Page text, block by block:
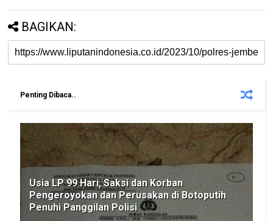
BAGIKAN:
Penting Dibaca..
Usia LP 99 Hari, Saksi dan Korban
Pengeroyokan dan Perusakan di Botoputih
Penuhi Panggilan Polisi